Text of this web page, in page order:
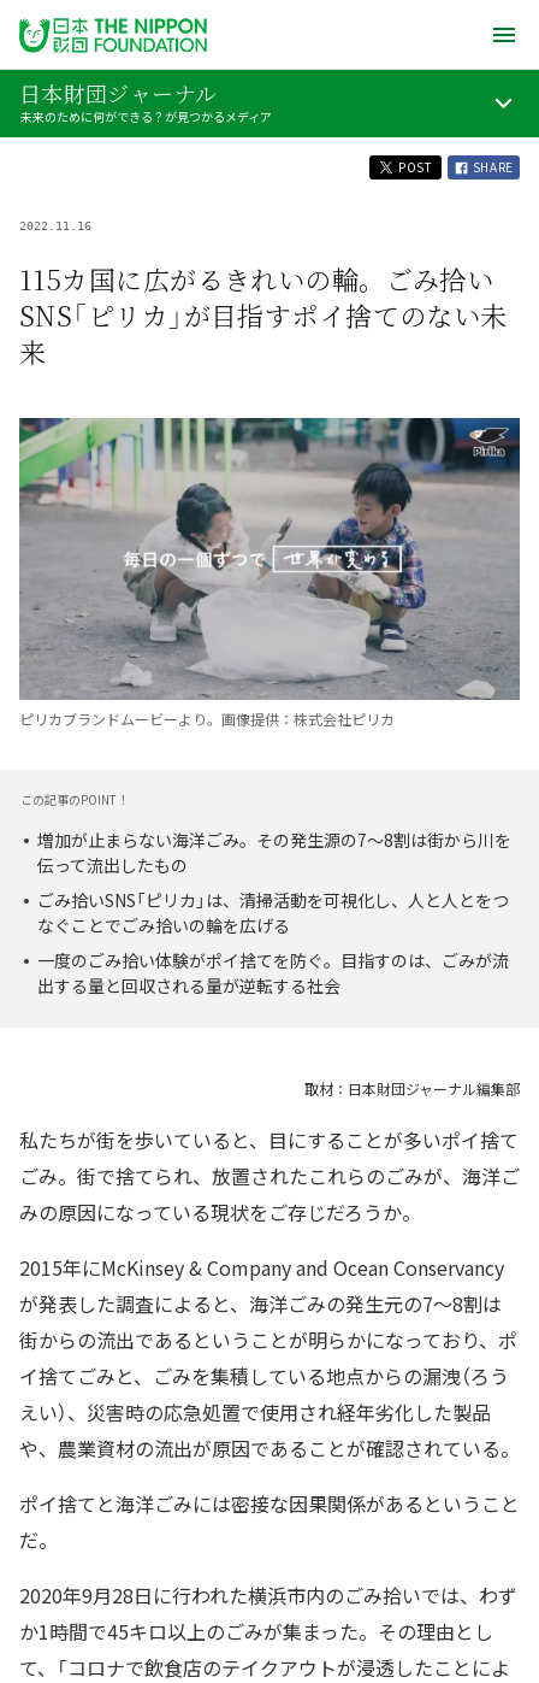
日本財団ジャーナル
未来のために何ができる？が見つかるメディア
POST SHARE
2022.11.16
115カ国に広がるきれいの輪。ごみ拾い
SNS「ピリカ」が目指すポイ捨てのない未
来
ピリカブランドムービーより。画像提供：株式会社ピリカ
この記事のPOINT！
増加が止まらない海洋ごみ。その発生源の7～8割は街から川を
伝って流出したもの
ごみ拾いSNS「ピリカ」は、清掃活動を可視化し、人と人とをつ
なぐことでごみ拾いの輪を広げる
一度のごみ拾い体験がポイ捨てを防ぐ。目指すのは、ごみが流
出する量と回収される量が逆転する社会
取材：日本財団ジャーナル編集部
私たちが街を歩いていると、目にすることが多いポイ捨て
ごみ。街で捨てられ、放置されたこれらのごみが、海洋ご
みの原因になっている現状をご存じだろうか。
2015年にMcKinsey & Company and Ocean Conservancy
が発表した調査によると、海洋ごみの発生元の7～8割は
街からの流出であるということが明らかになっており、ポ
イ捨てごみと、ごみを集積している地点からの漏洩（ろう
えい）、災害時の応急処置で使用され経年劣化した製品
や、農業資材の流出が原因であることが確認されている。
ポイ捨てと海洋ごみには密接な因果関係があるということ
だ。
2020年9月28日に行われた横浜市内のごみ拾いでは、わず
か1時間で45キロ以上のごみが集まった。その理由とし
て、「コロナで飲食店のテイクアウトが浸透したことによ